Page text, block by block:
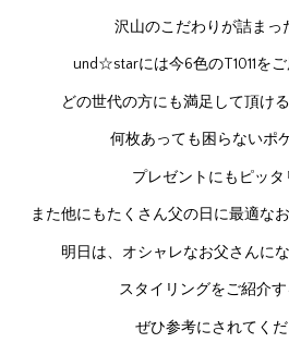
沢山のこだわりが詰まっ
und☆starには今6色のT1011を
どの世代の方にも満足して頂け
何枚あっても困らないポ
プレゼントにもピッタ
また他にもたくさん父の日に最適な
明日は、オシャレなお父さんに
スタイリングをご紹介
ぜひ参考にされてくだ